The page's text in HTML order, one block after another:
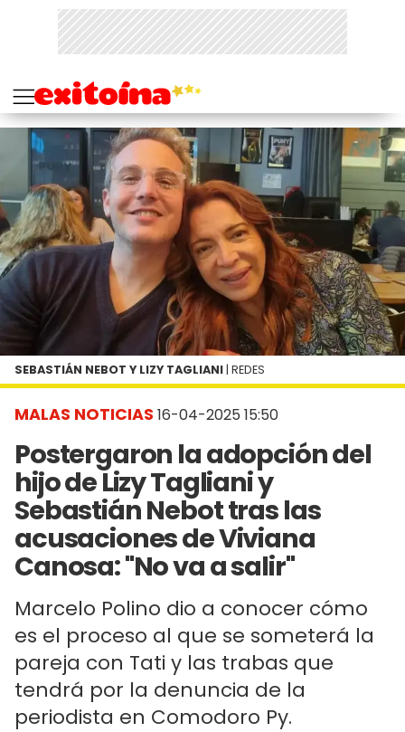
MALAS NOTICIAS 16-04-2025 15:50
Postergaron la adopción del
hijo de Lizy Tagliani y
Sebastián Nebot tras las
acusaciones de Viviana
Canosa: "No va a salir"
Marcelo Polino dio a conocer cómo
es el proceso al que se someterá la
pareja con Tati y las trabas que
tendrá por la denuncia de la
periodista en Comodoro Py.
SEBASTIÁN NEBOT Y LIZY TAGLIANI | REDES